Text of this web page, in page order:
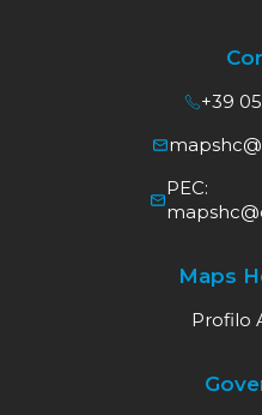
+39
PEC:
Maps
Profilo